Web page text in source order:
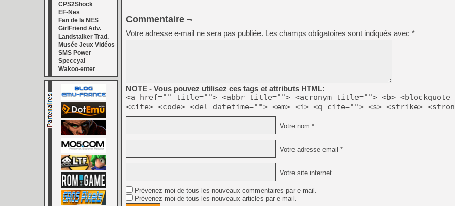
[GK] Mistfall Hunter : déjà
[GK] Wo Long 2 évolue
[GK] Crossfire : un TPS à
[LS] [PS5] Premiers
[Mo5] DOOM arrive en
[GK] Bethesda fête les 30
[GK] Roblox : l'action en
[GK] Agenda - GeForce
[LS] [PS5] ps5-y2jb-
[GK] Pourquoi Marvel
[GK] Test : Restory : Chill
[GK] GTA 6 : Rockstar
[GK] Hot Wheels Infinite
[GK] Mémoire cash -
[GK] Résultats Nintendo :
CPS2Shock
EF-Nes
Fan de la NES
GirlFriend Adv.
Landstalker Trad.
Musée Jeux Vidéos
SMS Power
Speccyal
Wakoo-enter
Commentaire ¬
Votre adresse e-mail ne sera pas publiée. Les champs obligatoires sont indiqués avec *
NOTE - Vous pouvez utilisez ces tags et attributs HTML:
<a href="" title=""> <abbr title=""> <acronym title=""> <b> <blockquote
<cite> <code> <del datetime=""> <em> <i> <q cite=""> <s> <strike>
Votre nom *
Votre adresse email *
Votre site internet
Prévenez-moi de tous les nouveaux commentaires par e-mail.
Prévenez-moi de tous les nouveaux articles par e-mail.